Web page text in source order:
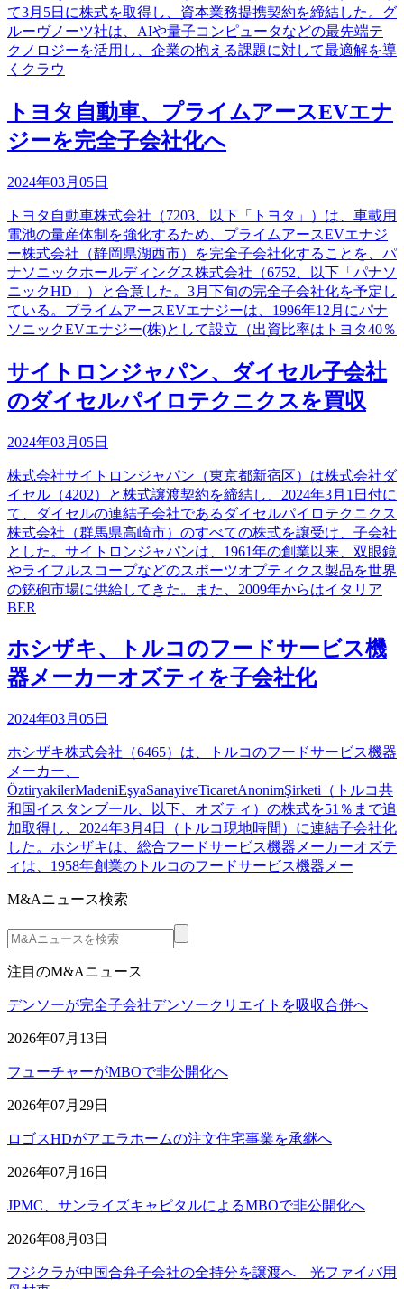
て3月5日に株式を取得し、資本業務提携契約を締結した。グ
ルーヴノーツ社は、AIや量子コンピュータなどの最先端テ
クノロジーを活用し、企業の抱える課題に対して最適解を導
くクラウ
トヨタ自動車、プライムアースEVエナ
ジーを完全子会社化へ
2024年03月05日
トヨタ自動車株式会社（7203、以下「トヨタ」）は、車載用
電池の量産体制を強化するため、プライムアースEVエナジ
ー株式会社（静岡県湖西市）を完全子会社化することを、パ
ナソニックホールディングス株式会社（6752、以下「パナソ
ニックHD」）と合意した。3月下旬の完全子会社化を予定し
ている。プライムアースEVエナジーは、1996年12月にパナ
ソニックEVエナジー(株)として設立（出資比率はトヨタ40％
サイトロンジャパン、ダイセル子会社
のダイセルパイロテクニクスを買収
2024年03月05日
株式会社サイトロンジャパン（東京都新宿区）は株式会社ダ
イセル（4202）と株式譲渡契約を締結し、2024年3月1日付に
て、ダイセルの連結子会社であるダイセルパイロテクニクス
株式会社（群馬県高崎市）のすべての株式を譲受け、子会社
とした。サイトロンジャパンは、1961年の創業以来、双眼鏡
やライフルスコープなどのスポーツオプティクス製品を世界
の銃砲市場に供給してきた。また、2009年からはイタリア
BER
ホシザキ、トルコのフードサービス機
器メーカーオズティを子会社化
2024年03月05日
ホシザキ株式会社（6465）は、トルコのフードサービス機器
メーカー、
ÖztiryakilerMadeniEşyaSanayiveTicaretAnonimŞirketi（トルコ共
和国イスタンブール、以下、オズティ）の株式を51％まで追
加取得し、2024年3月4日（トルコ現地時間）に連結子会社化
した。ホシザキは、総合フードサービス機器メーカーオズテ
ィは、1958年創業のトルコのフードサービス機器メー
M&Aニュース検索
注目のM&Aニュース
デンソーが完全子会社デンソークリエイトを吸収合併へ
2026年07月13日
フューチャーがMBOで非公開化へ
2026年07月29日
ロゴスHDがアエラホームの注文住宅事業を承継へ
2026年07月16日
JPMC、サンライズキャピタルによるMBOで非公開化へ
2026年08月03日
フジクラが中国合弁子会社の全持分を譲渡へ 光ファイバ用